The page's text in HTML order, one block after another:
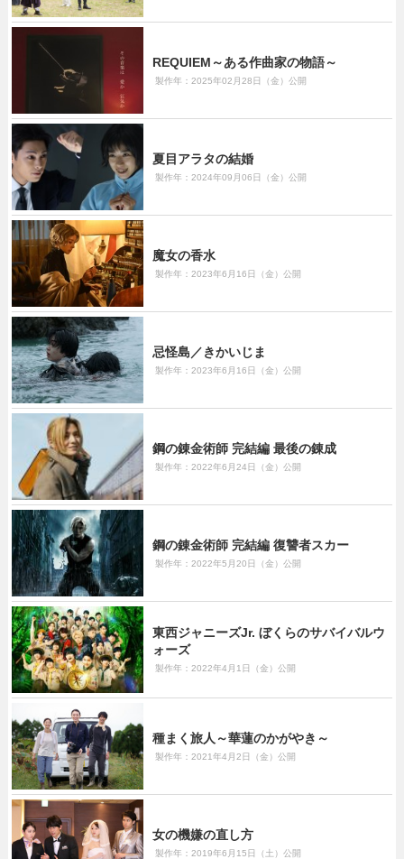
REQUIEM～ある作曲家の物語～
製作年：2025年02月28日（金）公開
夏目アラタの結婚
製作年：2024年09月06日（金）公開
魔女の香水
製作年：2023年6月16日（金）公開
忌怪島／きかいじま
製作年：2023年6月16日（金）公開
鋼の錬金術師 完結編 最後の錬成
製作年：2022年6月24日（金）公開
鋼の錬金術師 完結編 復讐者スカー
製作年：2022年5月20日（金）公開
東西ジャニーズJr. ぼくらのサバイバルウ
ォーズ
製作年：2022年4月1日（金）公開
種まく旅人～華蓮のかがやき～
製作年：2021年4月2日（金）公開
女の機嫌の直し方
製作年：2019年6月15日（土）公開